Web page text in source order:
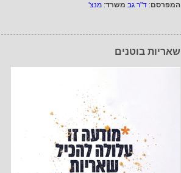
המפרסם: ד"ר גב משרד: מנצ'
שאריות בוטנים